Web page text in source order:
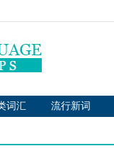
词汇 流行新词